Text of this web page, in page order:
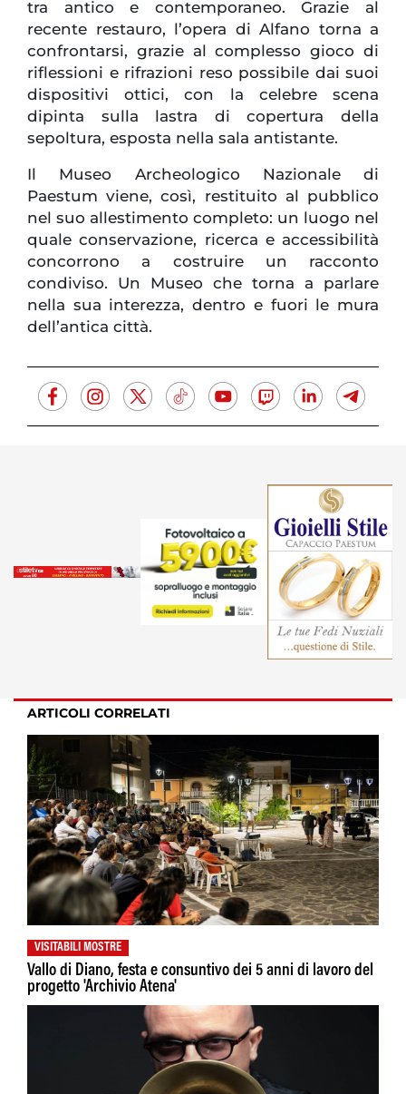
tra antico e contemporaneo. Grazie al
recente restauro, l’opera di Alfano torna a
confrontarsi, grazie al complesso gioco di
riflessioni e rifrazioni reso possibile dai suoi
dispositivi ottici, con la celebre scena
dipinta sulla lastra di copertura della
sepoltura, esposta nella sala antistante.
Il Museo Archeologico Nazionale di
Paestum viene, così, restituito al pubblico
nel suo allestimento completo: un luogo nel
quale conservazione, ricerca e accessibilità
concorrono a costruire un racconto
condiviso. Un Museo che torna a parlare
nella sua interezza, dentro e fuori le mura
dell’antica città.
ARTICOLI CORRELATI
VISITABILI MOSTRE
Vallo di Diano, festa e consuntivo dei 5 anni di lavoro del
progetto 'Archivio Atena'